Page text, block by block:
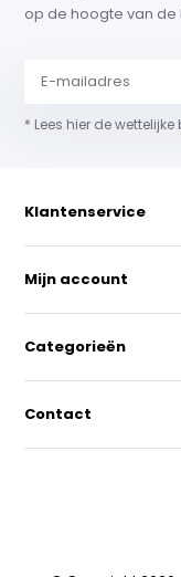
op de hoogte van
* Lees hier de
Klantenservice
Mijn account
Categorieën
Contact